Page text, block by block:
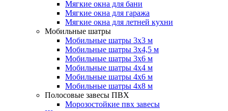
Мягкие окна для бани
Мягкие окна для гаража
Мягкие окна для летней кухни
Мобильные шатры
Мобильные шатры 3х3 м
Мобильные шатры 3х4,5 м
Мобильные шатры 3х6 м
Мобильные шатры 4х4 м
Мобильные шатры 4х6 м
Мобильные шатры 4х8 м
Полосовые завесы ПВХ
Морозостойкие пвх завесы